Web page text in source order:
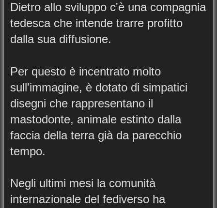
Dietro allo sviluppo c'è una compagnia
tedesca che intende trarre profitto
dalla sua diffusione.
Per questo è incentrato molto
sull'immagine, è dotato di simpatici
disegni che rappresentano il
mastodonte, animale estinto dalla
faccia della terra già da parecchio
tempo.
Negli ultimi mesi la comunità
internazionale del fediverso ha